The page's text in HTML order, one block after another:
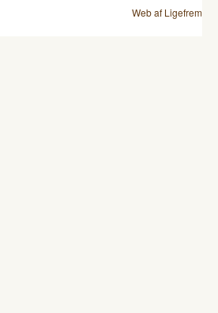
Web af Ligefrem